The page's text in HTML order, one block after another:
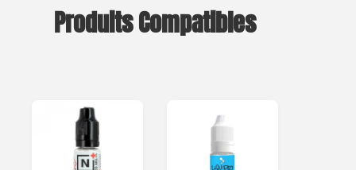
Produits Compatibles